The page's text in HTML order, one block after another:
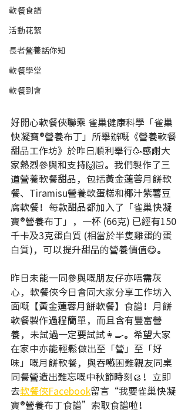
軟餐食譜
活動花絮
長者營養話你知
軟餐學堂
軟餐到會
好開心軟餐俠聯乘 雀巢健康科學「雀巢
快凝寶®營養布丁」所舉辦嘅《營養軟餐
甜品工作坊》於昨日順利舉行🥳感謝大
家熱烈參與和支持🙌🏻。我們製作了三
道營養軟餐甜品，包括黃金蓮蓉月餅軟
餐、Tiramisu營養軟蛋糕和椰汁紫薯豆
腐軟餐！每款甜品都加入了「雀巢快凝
寶®營養布丁」，一杯 (66克) 已經有150
千卡及3克蛋白質 (相當於半隻雞蛋的蛋
白質)，可以提升甜品的營養價值😋。
昨日未能一同參與嘅朋友仔亦唔需灰
心，軟餐俠今日會同大家分享工作坊入
面嘅【黃金蓮蓉月餅軟餐】食譜！月餅
軟餐製作過程簡單，而且含有豐富營
養，未試過一定要試試👩‍🍳。希望大家
在家中亦能輕鬆做出至「營」至「好
味」嘅月餅軟餐，與吞嚥困難親友同桌
同餐營造出難忘嘅中秋節時刻🥮！立即
去軟餐俠Facebook留言“我要雀巢快凝
寶®營養布丁食譜”索取食譜啦！